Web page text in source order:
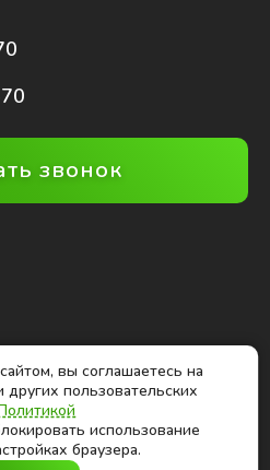
звонок
офертой
вы соглашаетесь на
других пользовательских
использование
браузера.